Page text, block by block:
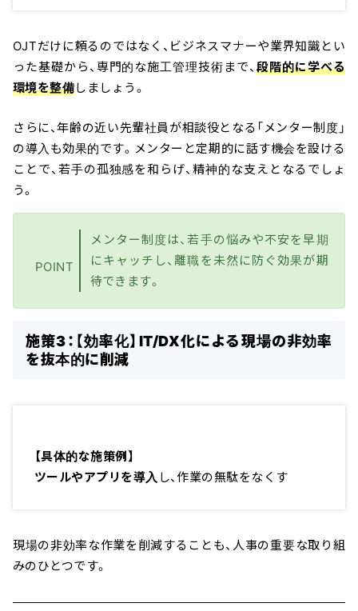
OJTだけに頼るのではなく、ビジネスマナーや業界知識とい
った基礎から、専門的な施工管理技術まで、 段階的に学べる
環境を整備しましょう。
さらに、年齢の近い先輩社員が相談役となる「メンター制度」
の導入も効果的です。メンターと定期的に話す機会を設ける
ことで、若手の孤独感を和らげ、精神的な支えとなるでしょ
う。
POINT
メンター制度は、若手の悩みや不安を早期
にキャッチし、離職を未然に防ぐ効果が期
待できます。
施策3：【効率化】IT/DX化による現場の非効率
を抜本的に削減
【具体的な施策例】
ツールやアプリを導入 し、作業の無駄をなくす
現場の非効率な作業を削減することも、人事の重要な取り組
みのひとつです。